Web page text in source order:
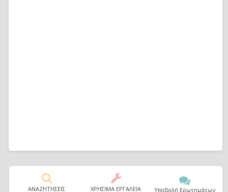
ΑΝΑΖΗΤΗΣΕΙΣ ΧΡΗΣΙΜΑ ΕΡΓΑΛΕΙΑ Υποβολή Ερωτημάτων